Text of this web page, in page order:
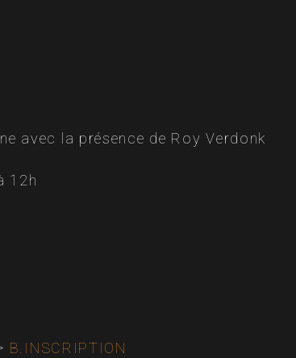
avec la présence de Roy Verdonk
12h
B.INSCRIPTION